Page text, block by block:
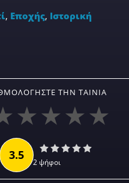
, Εποχής, Ιστορική
ΤΗΝ ΤΑΙΝΊΑ
3.5 2 ψήφοι